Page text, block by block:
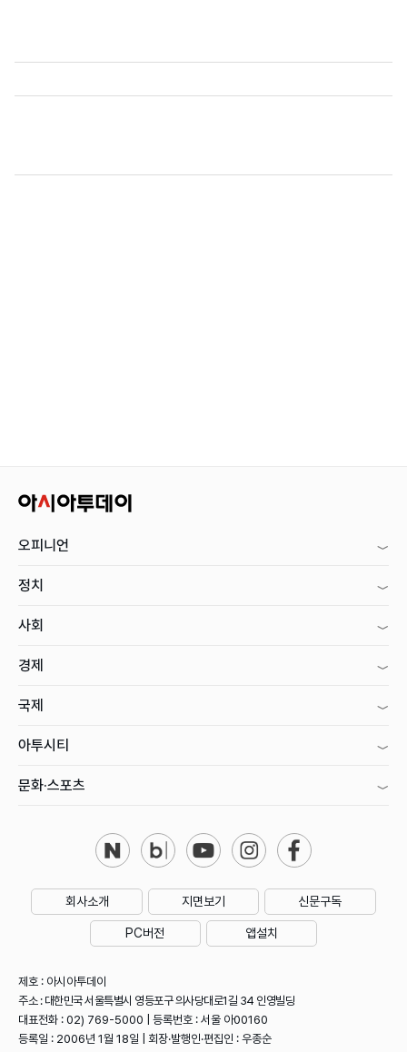
오피니언
정치
사회
경제
국제
아투시티
문화·스포츠
회사소개 지면보기 신문구독
PC버전 앱설치
제호 : 아시아투데이
주소 : 대한민국 서울특별시 영등포구 의사당대로1길 34 인영빌딩
대표전화 : 02) 769-5000 | 등록번호 : 서울 아00160
등록일 : 2006년 1월 18일 | 회장·발행인·편집인 : 우종순